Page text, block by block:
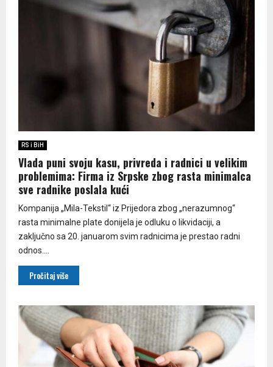
RS i BiH
Vlada puni svoju kasu, privreda i radnici u velikim
problemima: Firma iz Srpske zbog rasta minimalca
sve radnike poslala kući
Kompanija „Mila-Tekstil“ iz Prijedora zbog „nerazumnog“
rasta minimalne plate donijela je odluku o likvidaciji, a
zaključno sa 20. januarom svim radnicima je prestao radni
odnos....
Pročitaj više